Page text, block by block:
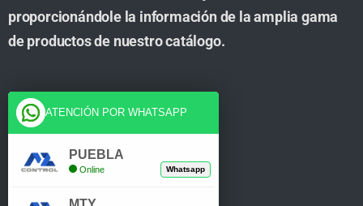
proporcionándole la información de la amplia gama
de productos de nuestro catálogo.
Cuenta
Tienda
ATENCIÓN POR WHATSAPP
PUEBLA
Online Whatsapp